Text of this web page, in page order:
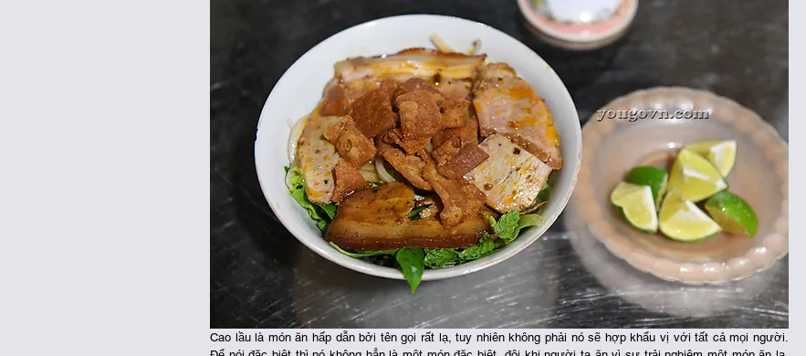
Cao lầu là món ăn hấp dẫn bởi tên gọi rất lạ, tuy nhiên không phải nó sẽ hợp khẩu vị với tất cả mọi người.